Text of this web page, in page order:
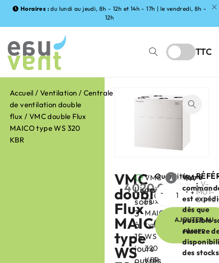
Horaires : du lundi au jeudi, 8h - 12h et 14h - 17h | le vendredi, 8h -
12h
TTC
Accueil /Ventilation / Centrale
de ventilation double
flux / VMC double Flux
MAICO type WS 320
KBR
VMC
double
Flux
MAICO
type
WS
4020,00 € HT
Livraison
sous
3
à
15
jours
ouvrés
VMC
double
Flux
MAICO
type
WS
320
KBR
Quantité
AJOUTER AU
PANIER
Votre
est
dès que
possible
réserve
des
:
: V-
M01-